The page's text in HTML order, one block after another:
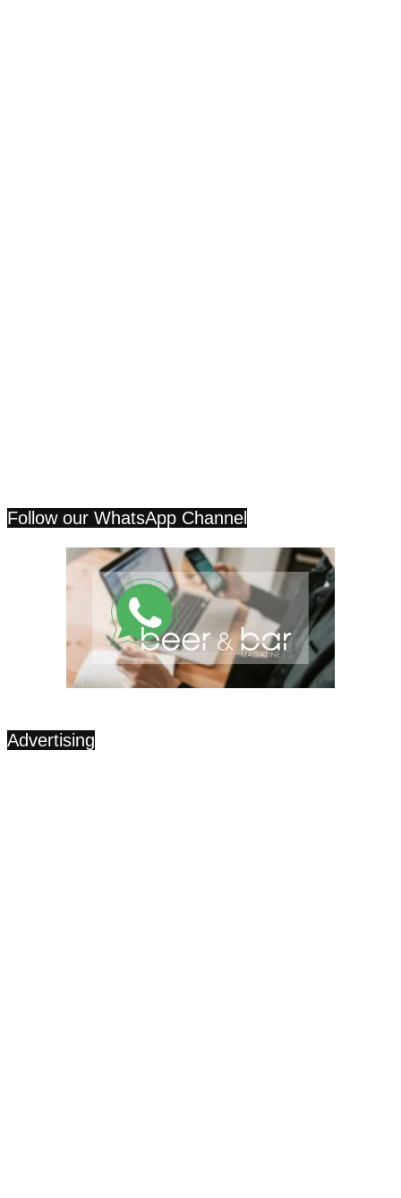
Follow our WhatsApp Channel
Advertising